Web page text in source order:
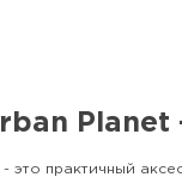
Planet
- это практичный